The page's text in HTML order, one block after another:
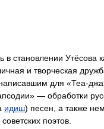
становлении Утёсова
и творческая
написавшим для «Теа-
— обработки
идиш) песен, а также
поэтов.